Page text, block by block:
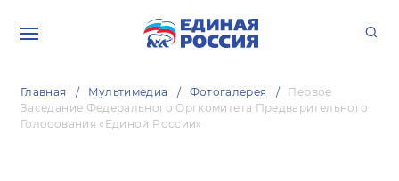
Главная Мультимедиа Фотогалерея
Первое
Заседание Федерального Оргкомитета Предварительного
Голосования «Единой России»